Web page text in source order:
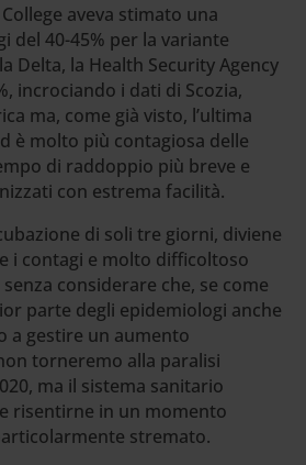
aveva stimato una
del 40-45% per la variante
Delta, la Health Security Agency
incrociando i dati di Scozia,
ma, come già visto, l’ultima
è molto più contagiosa delle
di raddoppio più breve e
con estrema facilità.
di soli tre giorni, diviene
i contagi e molto difficoltoso
considerare che, se come
parte degli epidemiologi anche
a gestire un aumento
torneremo alla paralisi
ma il sistema sanitario
risentirne in un momento
stremato.